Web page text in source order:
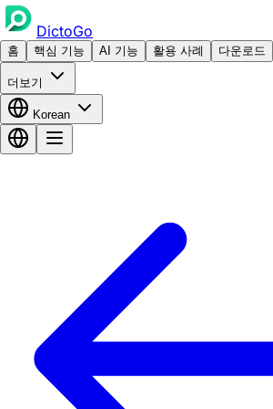
DictoGo
홈 핵심 기능 AI 기능 활용 사례 다운로드
더보기
Korean